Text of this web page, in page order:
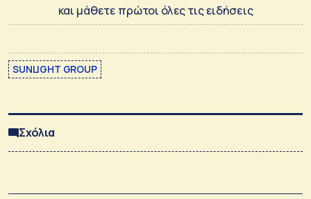
και μάθετε πρώτοι όλες τις ειδήσεις
SUNLIGHT GROUP
Σχόλια